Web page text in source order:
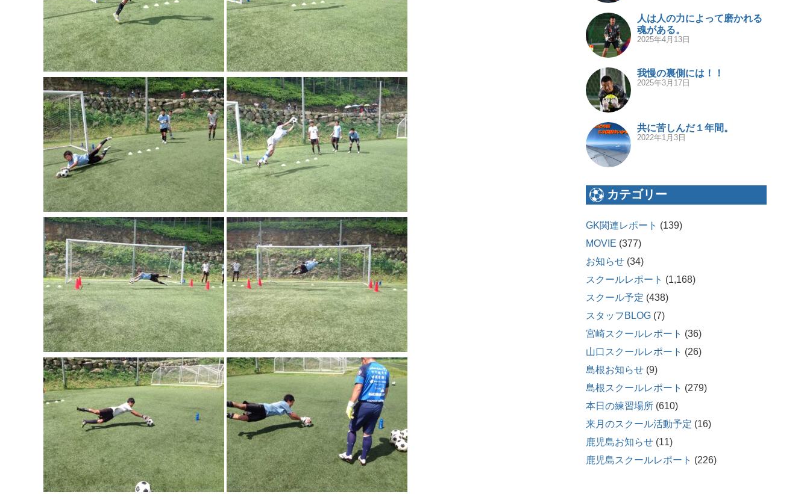
人は人の力によって磨かれる
魂がある。
2025年4月13日
我慢の裏側には！！
2025年3月17日
共に苦しんだ１年間。
2022年1月3日
カテゴリー
GK関連レポート (139)
MOVIE (377)
お知らせ (34)
スクールレポート (1,168)
スクール予定 (438)
スタッフBLOG (7)
宮崎スクールレポート (36)
山口スクールレポート (26)
島根お知らせ (9)
島根スクールレポート (279)
本日の練習場所 (610)
来月のスクール活動予定 (16)
鹿児島お知らせ (11)
鹿児島スクールレポート (226)